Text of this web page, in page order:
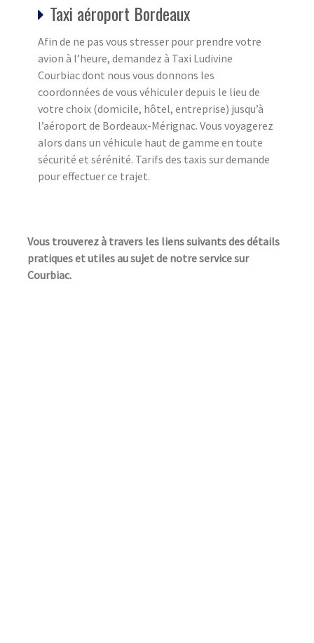
Taxi aéroport Bordeaux
Afin de ne pas vous stresser pour prendre votre
avion à l’heure, demandez à Taxi Ludivine
Courbiac dont nous vous donnons les
coordonnées de vous véhiculer depuis le lieu de
votre choix (domicile, hôtel, entreprise) jusqu’à
l’aéroport de Bordeaux-Mérignac. Vous voyagerez
alors dans un véhicule haut de gamme en toute
sécurité et sérénité. Tarifs des taxis sur demande
pour effectuer ce trajet.
Vous trouverez à travers les liens suivants des détails
pratiques et utiles au sujet de notre service sur
Courbiac.